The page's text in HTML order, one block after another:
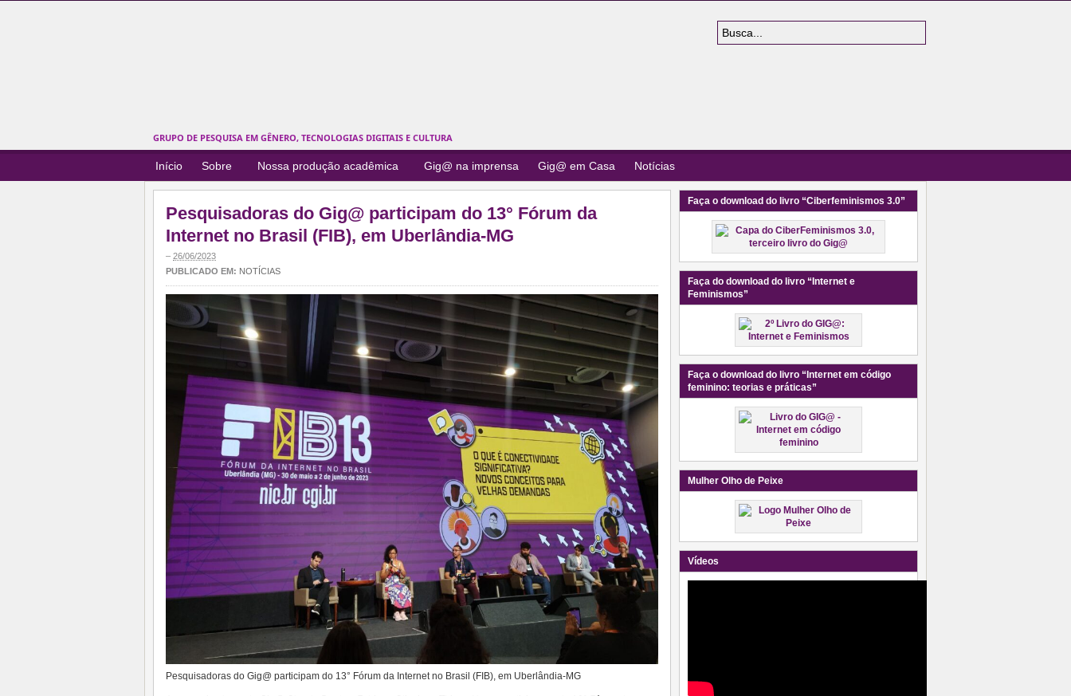
GRUPO DE PESQUISA EM GÊNERO, TECNOLOGIAS DIGITAIS E CULTURA
Início Sobre Nossa produção acadêmica Gig@ na imprensa Gig@ em Casa Notícias
Pesquisadoras do Gig@ participam do 13° Fórum da
Internet no Brasil (FIB), em Uberlândia-MG
– 26/06/2023
PUBLICADO EM: NOTÍCIAS
Pesquisadoras do Gig@ participam do 13° Fórum da Internet no Brasil (FIB), em Uberlândia-MG
Faça o download do livro “Ciberfeminismos 3.0”
Faça do download do livro “Internet e
Feminismos”
Faça o download do livro “Internet em código
feminino: teorias e práticas”
Mulher Olho de Peixe
Vídeos